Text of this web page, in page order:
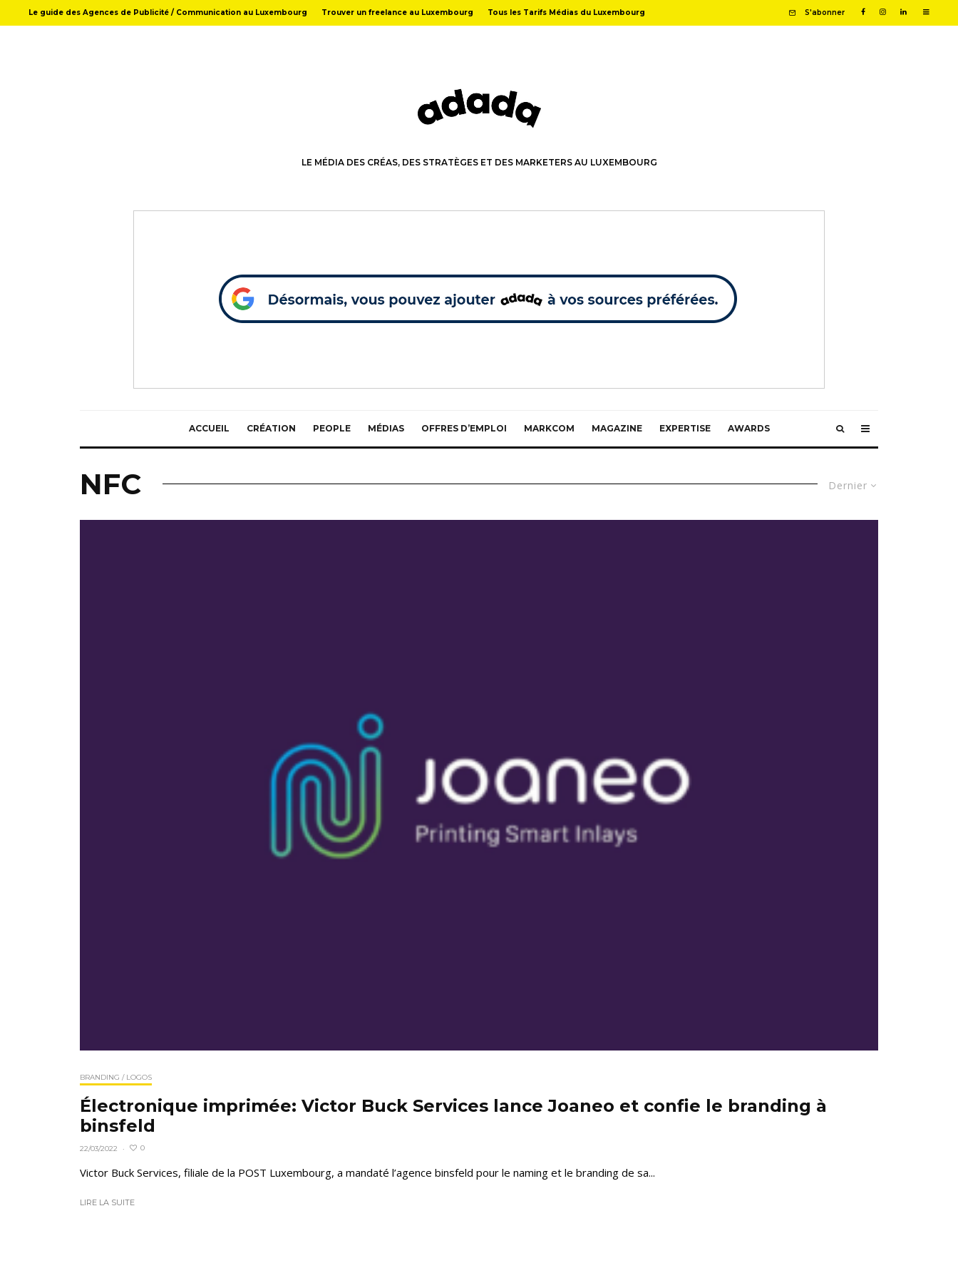
Le guide des Agences de Publicité / Communication au Luxembourg Trouver un freelance au Luxembourg Tous les Tarifs Médias du Luxembourg S'abonner
LE MÉDIA DES CRÉAS, DES STRATÈGES ET DES MARKETERS AU LUXEMBOURG
ACCUEIL CRÉATION PEOPLE MÉDIAS OFFRES D’EMPLOI MARKCOM MAGAZINE EXPERTISE AWARDS
Dernier
NFC
BRANDING / LOGOS
Électronique imprimée: Victor Buck Services lance Joaneo et confie le branding à
binsfeld
22/03/2022 · 0
Victor Buck Services, filiale de la POST Luxembourg, a mandaté l’agence binsfeld pour le naming et le branding de sa...
LIRE LA SUITE